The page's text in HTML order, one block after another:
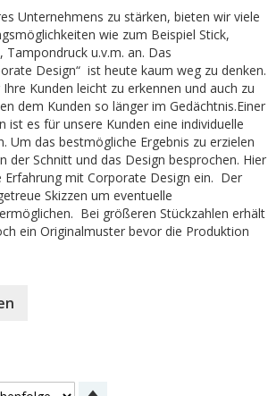
Unternehmens zu stärken, bieten wir viele
wie zum Beispiel Stick,
Tampondruck u.v.m. an. Das
Design“ ist heute kaum weg zu denken.
Kunden leicht zu erkennen und auch zu
dem Kunden so länger im Gedächtnis.Einer
ist es für unsere Kunden eine individuelle
Um das bestmögliche Ergebnis zu erzielen
der Schnitt und das Design besprochen. Hier
mit Corporate Design ein. Der
Skizzen um eventuelle
Bei größeren Stückzahlen erhält
ein Originalmuster bevor die Produktion